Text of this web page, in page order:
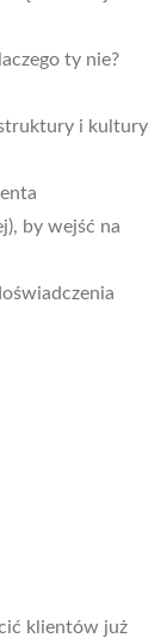
ty nie?
i kultury
by wejść na
klientów już